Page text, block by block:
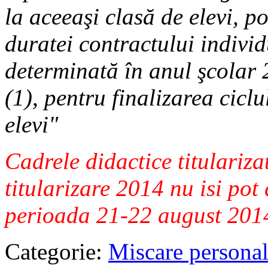
la aceeaşi clasă de elevi,
duratei contractului
determinată în anul
(1), pentru finalizarea
elevi"
Cadrele didactice
titularizare 2014 nu isi pot
perioada 21-22 august
Categorie: Miscare